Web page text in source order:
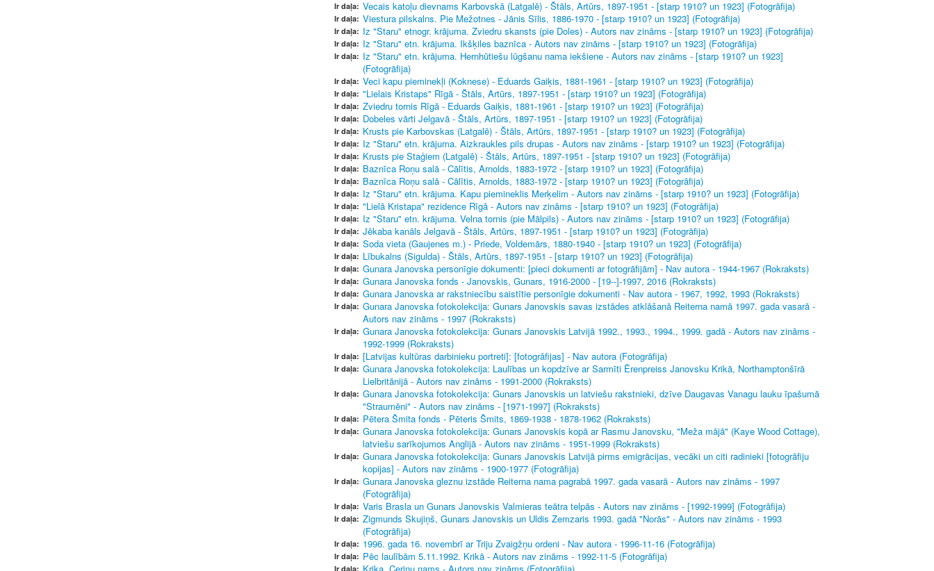
Ir daļa: Vecais katoļu dievnams Karbovskā (Latgalē) - Štāls, Artūrs, 1897-1951 - [starp 1910? un 1923] (Fotogrāfija)
Ir daļa: Viestura pilskalns. Pie Mežotnes - Jānis Sīlis, 1886-1970 - [starp 1910? un 1923] (Fotogrāfija)
Ir daļa: Iz "Staru" etnogr. krājuma. Zviedru skansts (pie Doles) - Autors nav zināms - [starp 1910? un 1923] (Fotogrāfija)
Ir daļa: Iz "Staru" etn. krājuma. Ikšķiles baznīca - Autors nav zināms - [starp 1910? un 1923] (Fotogrāfija)
Ir daļa: Iz "Staru" etn. krājuma. Hernhūtiešu lūgšanu nama iekšiene - Autors nav zināms - [starp 1910? un 1923]
(Fotogrāfija)
Ir daļa: Veci kapu pieminekļi (Koknese) - Eduards Gaiķis, 1881-1961 - [starp 1910? un 1923] (Fotogrāfija)
Ir daļa: "Lielais Kristaps" Rīgā - Štāls, Artūrs, 1897-1951 - [starp 1910? un 1923] (Fotogrāfija)
Ir daļa: Zviedru tornis Rīgā - Eduards Gaiķis, 1881-1961 - [starp 1910? un 1923] (Fotogrāfija)
Ir daļa: Dobeles vārti Jelgavā - Štāls, Artūrs, 1897-1951 - [starp 1910? un 1923] (Fotogrāfija)
Ir daļa: Krusts pie Karbovskas (Latgalē) - Štāls, Artūrs, 1897-1951 - [starp 1910? un 1923] (Fotogrāfija)
Ir daļa: Iz "Staru" etn. krājuma. Aizkraukles pils drupas - Autors nav zināms - [starp 1910? un 1923] (Fotogrāfija)
Ir daļa: Krusts pie Staģiem (Latgalē) - Štāls, Artūrs, 1897-1951 - [starp 1910? un 1923] (Fotogrāfija)
Ir daļa: Baznīca Roņu salā - Cālītis, Arnolds, 1883-1972 - [starp 1910? un 1923] (Fotogrāfija)
Ir daļa: Baznīca Roņu salā - Cālītis, Arnolds, 1883-1972 - [starp 1910? un 1923] (Fotogrāfija)
Ir daļa: Iz "Staru" etn. krājuma. Kapu piemineklis Merķelim - Autors nav zināms - [starp 1910? un 1923] (Fotogrāfija)
Ir daļa: "Lielā Kristapa" rezidence Rīgā - Autors nav zināms - [starp 1910? un 1923] (Fotogrāfija)
Ir daļa: Iz "Staru" etn. krājuma. Velna tornis (pie Mālpils) - Autors nav zināms - [starp 1910? un 1923] (Fotogrāfija)
Ir daļa: Jēkaba kanāls Jelgavā - Štāls, Artūrs, 1897-1951 - [starp 1910? un 1923] (Fotogrāfija)
Ir daļa: Soda vieta (Gaujenes m.) - Priede, Voldemārs, 1880-1940 - [starp 1910? un 1923] (Fotogrāfija)
Ir daļa: Lībukalns (Sigulda) - Štāls, Artūrs, 1897-1951 - [starp 1910? un 1923] (Fotogrāfija)
Ir daļa: Gunara Janovska personīgie dokumenti: [pieci dokumenti ar fotogrāfijām] - Nav autora - 1944-1967 (Rokraksts)
Ir daļa: Gunara Janovska fonds - Janovskis, Gunars, 1916-2000 - [19--]-1997, 2016 (Rokraksts)
Ir daļa: Gunara Janovska ar rakstniecību saistītie personīgie dokumenti - Nav autora - 1967, 1992, 1993 (Rokraksts)
Ir daļa: Gunara Janovska fotokolekcija: Gunars Janovskis savas izstādes atklāšanā Reiterna namā 1997. gada vasarā -
Autors nav zināms - 1997 (Rokraksts)
Ir daļa: Gunara Janovska fotokolekcija: Gunars Janovskis Latvijā 1992., 1993., 1994., 1999. gadā - Autors nav zināms -
1992-1999 (Rokraksts)
Ir daļa: [Latvijas kultūras darbinieku portreti]: [fotogrāfijas] - Nav autora (Fotogrāfija)
Ir daļa: Gunara Janovska fotokolekcija: Laulības un kopdzīve ar Sarmīti Ērenpreiss Janovsku Krikā, Northamptonšīrā
Lielbritānijā - Autors nav zināms - 1991-2000 (Rokraksts)
Ir daļa: Gunara Janovska fotokolekcija: Gunars Janovskis un latviešu rakstnieki, dzīve Daugavas Vanagu lauku īpašumā
"Straumēni" - Autors nav zināms - [1971-1997] (Rokraksts)
Ir daļa: Pētera Šmita fonds - Pēteris Šmits, 1869-1938 - 1878-1962 (Rokraksts)
Ir daļa: Gunara Janovska fotokolekcija: Gunars Janovskis kopā ar Rasmu Janovsku, "Meža mājā" (Kaye Wood Cottage),
latviešu sarīkojumos Anglijā - Autors nav zināms - 1951-1999 (Rokraksts)
Ir daļa: Gunara Janovska fotokolekcija: Gunars Janovskis Latvijā pirms emigrācijas, vecāki un citi radinieki [fotogrāfiju
kopijas] - Autors nav zināms - 1900-1977 (Fotogrāfija)
Ir daļa: Gunara Janovska gleznu izstāde Reiterna nama pagrabā 1997. gada vasarā - Autors nav zināms - 1997
(Fotogrāfija)
Ir daļa: Varis Brasla un Gunars Janovskis Valmieras teātra telpās - Autors nav zināms - [1992-1999] (Fotogrāfija)
Ir daļa: Zigmunds Skujiņš, Gunars Janovskis un Uldis Zemzaris 1993. gadā "Norās" - Autors nav zināms - 1993
(Fotogrāfija)
Ir daļa: 1996. gada 16. novembrī ar Triju Zvaigžņu ordeni - Nav autora - 1996-11-16 (Fotogrāfija)
Ir daļa: Pēc laulībām 5.11.1992. Krikā - Autors nav zināms - 1992-11-5 (Fotogrāfija)
Ir daļa: